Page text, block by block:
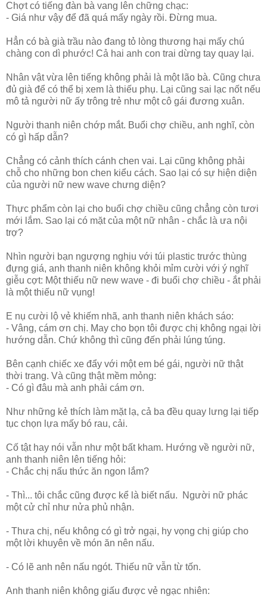
Chợt có tiếng đàn bà vang lên chững chạc:
- Giá như vậy để đã quá mấy ngày rồi. Đừng mua.
Hẳn có bà già trầu nào đang tỏ lòng thương hại mấy chú
chàng con dì phước! Cả hai anh con trai dừng tay quay lại.
Nhân vật vừa lên tiếng không phải là một lão bà. Cũng chưa
đủ già để có thể bị xem là thiếu phụ. Lại cũng sai lạc nốt nếu
mô tả người nữ ấy trông trẻ như một cô gái đương xuân.
Người thanh niên chớp mắt. Buổi chợ chiều, anh nghĩ, còn
có gì hấp dẫn?
Chẳng có cảnh thích cánh chen vai. Lại cũng không phải
chỗ cho những bon chen kiểu cách. Sao lại có sự hiện diện
của người nữ new wave chưng diện?
Thực phẩm còn lại cho buổi chợ chiều cũng chẳng còn tươi
mới lắm. Sao lại có mặt của một nữ nhân - chắc là ưa nội
trợ?
Nhìn người bạn ngượng nghịu với túi plastic trước thùng
đựng giá, anh thanh niên không khỏi mỉm cười với ý nghĩ
giễu cợt: Một thiếu nữ new wave - đi buổi chợ chiều - ắt phải
là một thiếu nữ vụng!
E nụ cười lộ vẻ khiếm nhã, anh thanh niên khách sáo:
- Vâng, cám ơn chị. May cho bọn tôi được chị không ngại lời
hướng dẫn. Chứ không thì cũng đến phải lúng túng.
Bên cạnh chiếc xe đẩy với một em bé gái, người nữ thật
thời trang. Và cũng thật mềm mỏng:
- Có gì đâu mà anh phải cám ơn.
Như những kẻ thích làm mặt lạ, cả ba đều quay lưng lại tiếp
tục chọn lựa mấy bó rau, cải.
Cố tật hay nói vẫn như một bất kham. Hướng về người nữ,
anh thanh niên lên tiếng hỏi:
- Chắc chị nấu thức ăn ngon lắm?
- Thì... tôi chắc cũng được kể là biết nấu. Người nữ phác
một cử chỉ như nửa phủ nhận.
- Thưa chị, nếu không có gì trở ngại, hy vọng chị giúp cho
một lời khuyên về món ăn nên nấu.
- Có lẽ anh nên nấu ngót. Thiếu nữ vẫn từ tốn.
Anh thanh niên không giấu được vẻ ngạc nhiên: